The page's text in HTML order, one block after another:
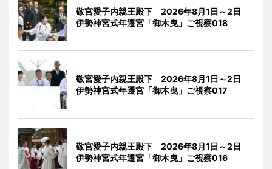
敬宮愛子内親王殿下 2026年8月1日～2日
伊勢神宮式年遷宮「御木曳」ご視察018
敬宮愛子内親王殿下 2026年8月1日～2日
伊勢神宮式年遷宮「御木曳」ご視察017
敬宮愛子内親王殿下 2026年8月1日～2日
伊勢神宮式年遷宮「御木曳」ご視察016